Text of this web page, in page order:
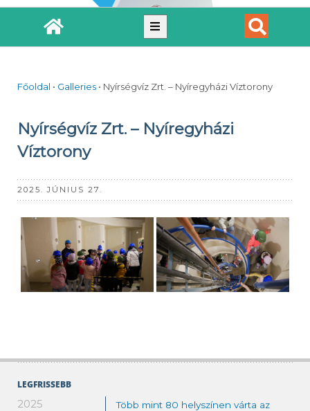
LEGFRISSEBB
2025
Több mint 80 helyszínen várta az
Főoldal • Galleries • Nyírségvíz Zrt. – Nyíregyházi Víztorony
Nyírségvíz Zrt. – Nyíregyházi
Víztorony
2025. JÚNIUS 27.